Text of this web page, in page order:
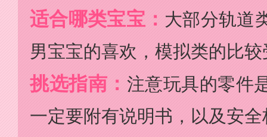
适合哪类宝宝： 大部分轨道
男宝宝的喜欢，模拟类的比
挑选指南： 注意玩具的零件
一定要附有说明书，以及安